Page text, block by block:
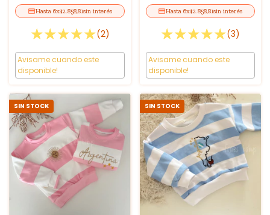
6x$2.858,81sin interés
(2)
Avisame cuando este
disponible!
6x$2.858,81sin interés
(3)
Avisame cuando este
disponible!
SIN STOCK SIN STOCK